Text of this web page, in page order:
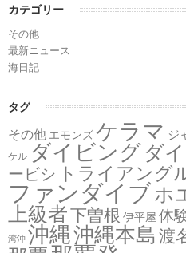
カテゴリー
その他
最新ニュース
海日記
タグ
その他 エモンズ ケラマ ジ
ケル ダイビング ダ
ービシ トライアング
ファンダイブホ
上級者下曽根 伊平屋 体
湾沖 沖縄沖縄本島 渡